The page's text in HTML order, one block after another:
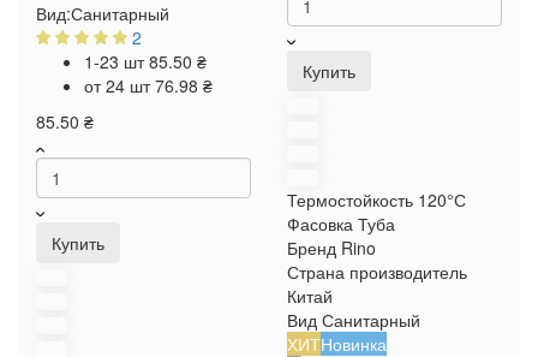
Вид:Санитарный
2
1-23 шт85.50 ₴
от 24 шт76.98 ₴
85.50 ₴
Купить
Купить
Термостойкость 120°С
Фасовка Туба
Бренд Rino
Страна производитель
Китай
Вид Санитарный
ХИТНовинка